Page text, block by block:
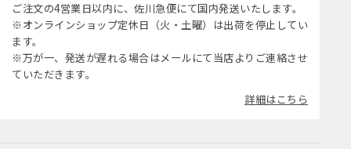
ご注文の4営業日以内に、佐川急便にて国内発送いたします。
※オンラインショップ定休日（火・土曜）は出荷を停止してい
ます。
※万が一、発送が遅れる場合はメールにて当店よりご連絡させ
ていただきます。
詳細はこちら